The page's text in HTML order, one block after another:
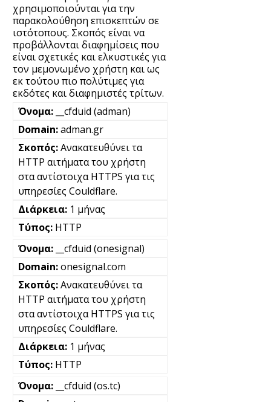
χρησιμοποιούνται για την
παρακολούθηση επισκεπτών σε
ιστότοπους. Σκοπός είναι να
προβάλλονται διαφημίσεις που
είναι σχετικές και ελκυστικές για
τον μεμονωμένο χρήστη και ως
εκ τούτου πιο πολύτιμες για
εκδότες και διαφημιστές τρίτων.
__cfduid (adman)
adman.gr
Ανακατευθύνει τα
HTTP αιτήματα του χρήστη
στα αντίστοιχα HTTPS για τις
υπηρεσίες Couldflare.
1 μήνας
HTTP
__cfduid (onesignal)
onesignal.com
Ανακατευθύνει τα
HTTP αιτήματα του χρήστη
στα αντίστοιχα HTTPS για τις
υπηρεσίες Couldflare.
1 μήνας
HTTP
__cfduid (os.tc)